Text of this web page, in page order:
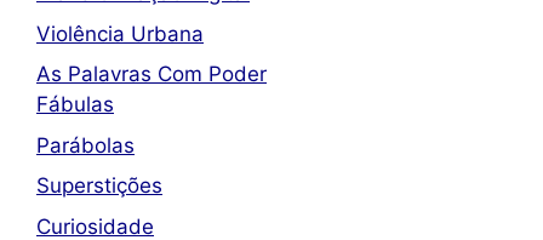
Violência Urbana
As Palavras Com Poder
Fábulas
Parábolas
Superstições
Curiosidade